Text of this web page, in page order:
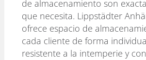
de almacenamiento son
que necesita. Lippstädter
ofrece espacio de
cada cliente de forma
resistente a la intemperie y